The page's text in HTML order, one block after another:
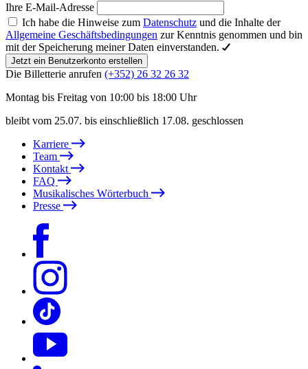
Ihre E-Mail-Adresse
Ich habe die Hinweise zum Datenschutz und die Inhalte der
Allgemeine Geschäftsbedingungen zur Kenntnis genommen und bin
mit der Speicherung meiner Daten einverstanden.
Jetzt ein Benutzerkonto erstellen
Die Billetterie anrufen (+352) 26 32 26 32
Montag bis Freitag von 10:00 bis 18:00 Uhr
bleibt vom 25.07. bis einschließlich 17.08. geschlossen
Karriere
Team
Kontakt
FAQ
Musikalisches Wörterbuch
Presse